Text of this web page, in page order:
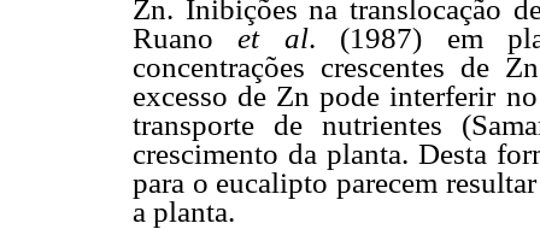
Zn. Inibições na translocação
Ruanoet al. (1987) em
concentrações crescentes de
excesso de Zn pode interferir
transporte de nutrientes
crescimento da planta. Desta
para o eucalipto parecem
a planta.